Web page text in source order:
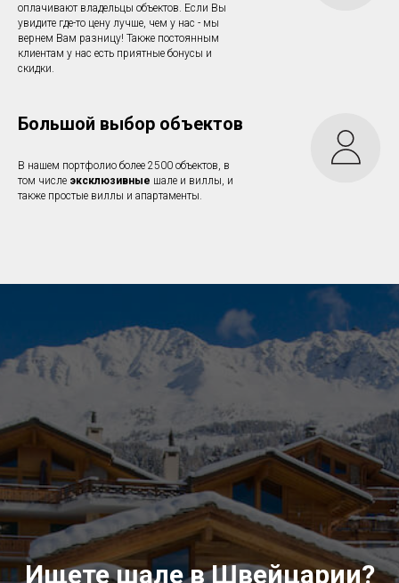
оплачивают владельцы объектов. Если Вы
увидите где-то цену лучше, чем у нас - мы
вернем Вам разницу! Также постоянным
клиентам у нас есть приятные бонусы и
скидки.
Большой выбор объектов
В нашем портфолио более 2500 объектов, в
том числе эксклюзивные шале и виллы, и
также простые виллы и апартаменты.
Ищете шале в Швейцарии?